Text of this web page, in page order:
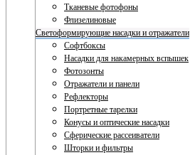
Тканевые фотофоны
Флизелиновые
Светоформирующие насадки и отражатели
Софтбоксы
Насадки для накамерных вспышек
Фотозонты
Отражатели и панели
Рефлекторы
Портретные тарелки
Конусы и оптические насадки
Сферические рассеиватели
Шторки и фильтры